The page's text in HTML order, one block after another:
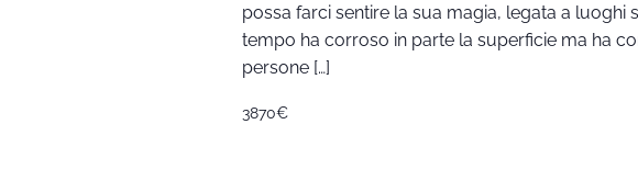
possa farci sentire la sua magia, legata a luoghi
tempo ha corroso in parte la superficie ma ha
persone […]
3870€